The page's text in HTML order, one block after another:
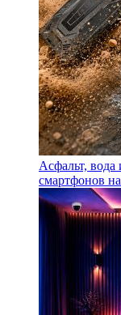
Асфальт,
смартфонов